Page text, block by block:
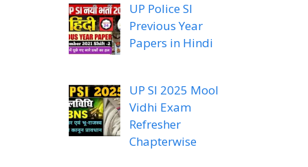
UP Police SI
Previous Year
Papers in Hindi
UP SI 2025 Mool
Vidhi Exam
Refresher
Chapterwise